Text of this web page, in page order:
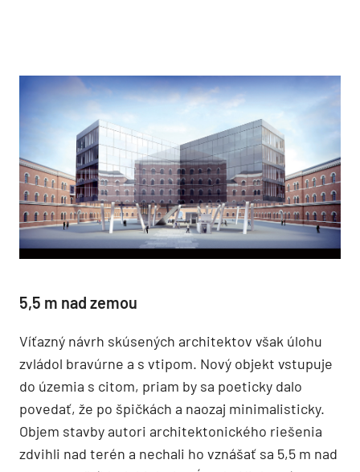
5,5 m nad zemou
Víťazný návrh skúsených architektov však úlohu
zvládol bravúrne a s vtipom. Nový objekt vstupuje
do územia s citom, priam by sa poeticky dalo
povedať, že po špičkách a naozaj minimalisticky.
Objem stavby autori architektonického riešenia
zdvihli nad terén a nechali ho vznášať sa 5,5 m nad